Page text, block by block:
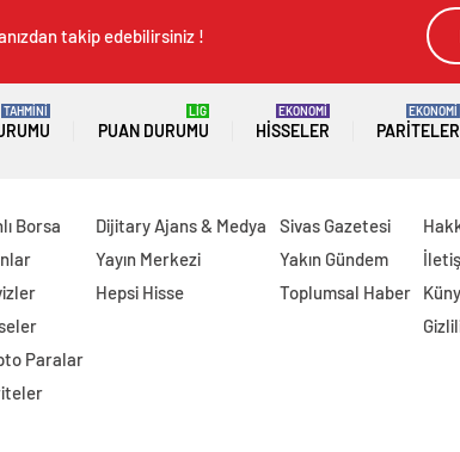
takip edebilirsiniz !
TAHMİNİ
PUAN DURUMU
LİG
HISSELER
EKONOMİ
PARITELER
EKONOMİ
Borsa
Paralar
Dijitary Ajans & Medya
Yayın Merkezi
Hepsi Hisse
Sivas Gazetesi
Yakın Gündem
Toplumsal Haber